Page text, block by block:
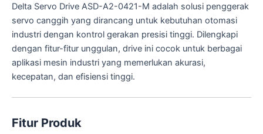
Delta Servo Drive ASD-A2-0421-M adalah solusi penggerak
servo canggih yang dirancang untuk kebutuhan otomasi
industri dengan kontrol gerakan presisi tinggi. Dilengkapi
dengan fitur-fitur unggulan, drive ini cocok untuk berbagai
aplikasi mesin industri yang memerlukan akurasi,
kecepatan, dan efisiensi tinggi.
Fitur Produk